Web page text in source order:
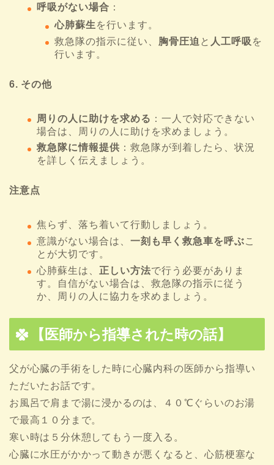
呼吸がない場合 ：
心肺蘇生 を行います。
救急隊の指示に従い、 胸骨圧迫 と 人工呼吸 を
行います。
6. その他
周りの人に助けを求める ：一人で対応できない
場合は、周りの人に助けを求めましょう。
救急隊に情報提供 ：救急隊が到着したら、状況
を詳しく伝えましょう。
注意点
焦らず、落ち着いて行動しましょう。
意識がない場合は、 一刻も早く救急車を呼ぶこ
とが大切です。
心肺蘇生は、 正しい方法で行う必要がありま
す。自信がない場合は、救急隊の指示に従う
か、周りの人に協力を求めましょう。
【医師から指導された時の話】
父が心臓の手術をした時に心臓内科の医師から指導い
ただいたお話です。
お風呂で肩まで湯に浸かるのは、４０℃ぐらいのお湯
で最高１０分まで。
寒い時は５分休憩してもう一度入る。
心臓に水圧がかかって動きが悪くなると、心筋梗塞な